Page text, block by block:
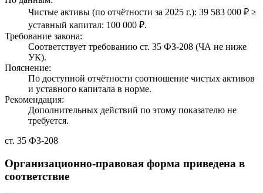
Чистые активы (по отчётности за 2025 г.): 39 583 000 ₽ ≥
уставный капитал: 100 000 ₽.
Требование закона:
Соответствует требованию ст. 35 ФЗ-208 (ЧА не ниже
УК).
Пояснение:
По доступной отчётности соотношение чистых активов
и уставного капитала в норме.
Рекомендация:
Дополнительных действий по этому показателю не
требуется.
ст. 35 ФЗ-208
Организационно-правовая форма приведена в
соответствие